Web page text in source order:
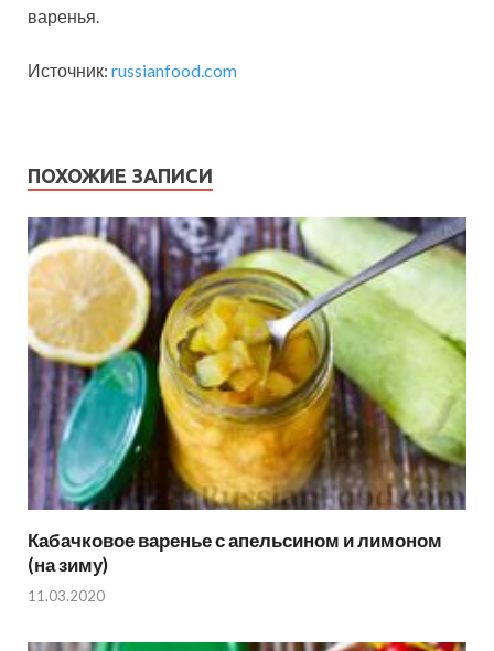
варенья.
Источник: russianfood.com
ПОХОЖИЕ ЗАПИСИ
Кабачковое варенье с апельсином и лимоном
(на зиму)
11.03.2020